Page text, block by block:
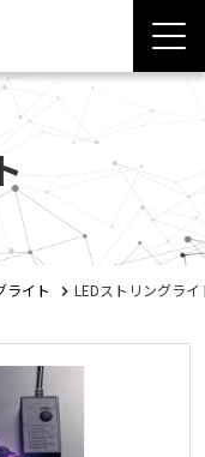
ライト LEDストリングライ